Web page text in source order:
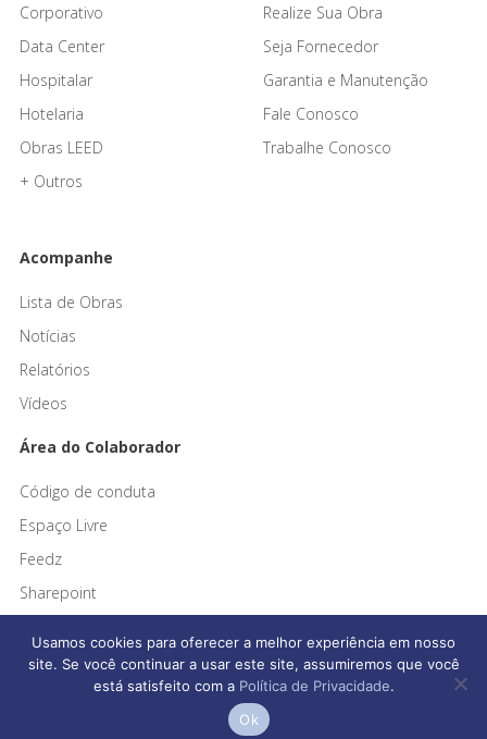
Corporativo
Data Center
Hospitalar
Hotelaria
Obras LEED
+ Outros
Realize Sua Obra
Seja Fornecedor
Garantia e Manutenção
Fale Conosco
Trabalhe Conosco
Acompanhe
Lista de Obras
Notícias
Relatórios
Vídeos
Área do Colaborador
Código de conduta
Espaço Livre
Feedz
Sharepoint
Afonso França Engenharia © 2026 Todos os direitos reservados
Usamos cookies para oferecer a melhor experiência em nosso
site. Se você continuar a usar este site, assumiremos que você
está satisfeito com a Política de Privacidade.
Ok